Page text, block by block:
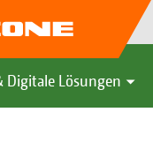
Digitale Lösungen